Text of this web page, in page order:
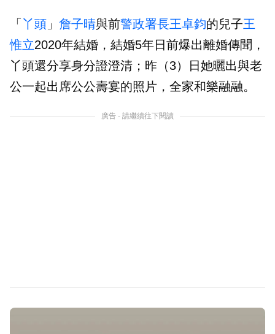
「 丫頭 」 詹子晴與前警政署長王卓鈞的兒子王
惟立2020年結婚，結婚5年日前爆出離婚傳聞，
丫頭還分享身分證澄清；昨（3）日她曬出與老
公一起出席公公壽宴的照片，全家和樂融融。
廣告 - 請繼續往下閱讀